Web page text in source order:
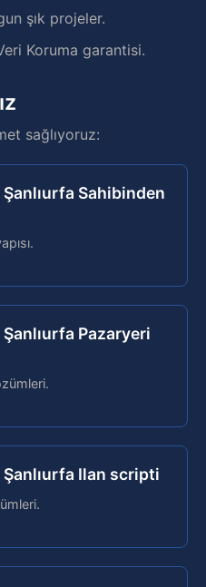
şık projeler.
Koruma garantisi.
sağlıyoruz:
Sahibinden
Pazaryeri
Ilan scripti